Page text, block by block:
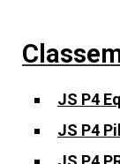
JS P4
JS P4